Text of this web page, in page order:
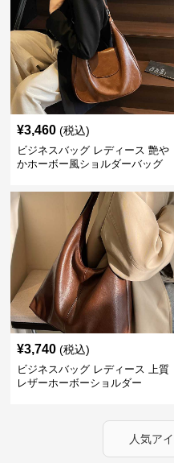
¥3,460 (税込)
ビジネスバッグ レディース 艶や
かホーボー風ショルダーバッグ
¥3,740 (税込)
ビジネスバッグ レディース 上質
レザーホーボーショルダー
人気ア